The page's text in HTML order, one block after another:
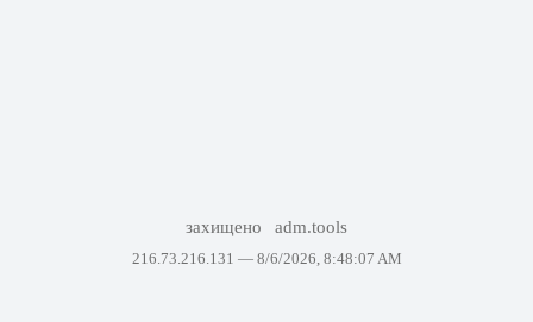
захищено adm.tools
216.73.216.131 — 8/6/2026, 8:48:07 AM